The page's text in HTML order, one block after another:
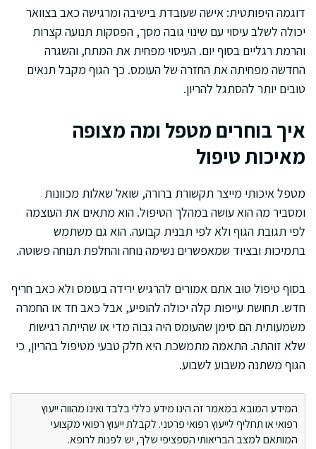
דוגמה היפותטית: אישה שעובדת בישיבה ומרגישה כאב בצוואר
יכולה לשלב עיסוי עם שינוי גובה מסך, הפסקות תנועה קצרות
והרמת רגליים בסוף יום. העיסוי מפחית את המתח, והשגרה
החדשה מפחיתה את החזרה של העומס. כך הגוף מקבל תנאים
טובים יותר להסתגל להריון.
איך בוחרים מטפל ומה מצופה
מאיכות טיפול
מטפל איכותי מייצר תקשורת ברורה, שואל שאלות מכוונות
ומסביר מה הוא עושה במהלך הטיפול. הוא מתאים את העוצמה
לפי תגובת הגוף ולא לפי תבנית קבועה. הוא גם משתמש
בתמיכות ובציוד שמאפשרים נשימה נוחה והחלפת תנוחה פשוטה.
בסוף טיפול טוב אתם אמורים להרגיש ירידה בעומס ולא כאב חריף
חדש. תחושת עייפות קלה יכולה להופיע, אבל כאב חד או החמרה
משמעותית הם סימן שהעומס היה גבוה מדי או שהייתה רגישות
שלא זוהתה. התאמה מתמשכת היא חלק טבעי מטיפול בהריון, כי
הגוף משתנה משבוע לשבוע.
המידע המובא במאמר זה הינו מידע כללי בלבד ואינו מהווה ייעוץ
רפואי או תחליף לייעוץ רפואי פרטני. לקבלת ייעוץ רפואי מקצועי
המותאם למצב הבריאותי הספציפי שלך, יש לפנות לרופא.